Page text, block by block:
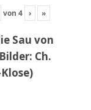
von 4 › »
Sau von
Ch.